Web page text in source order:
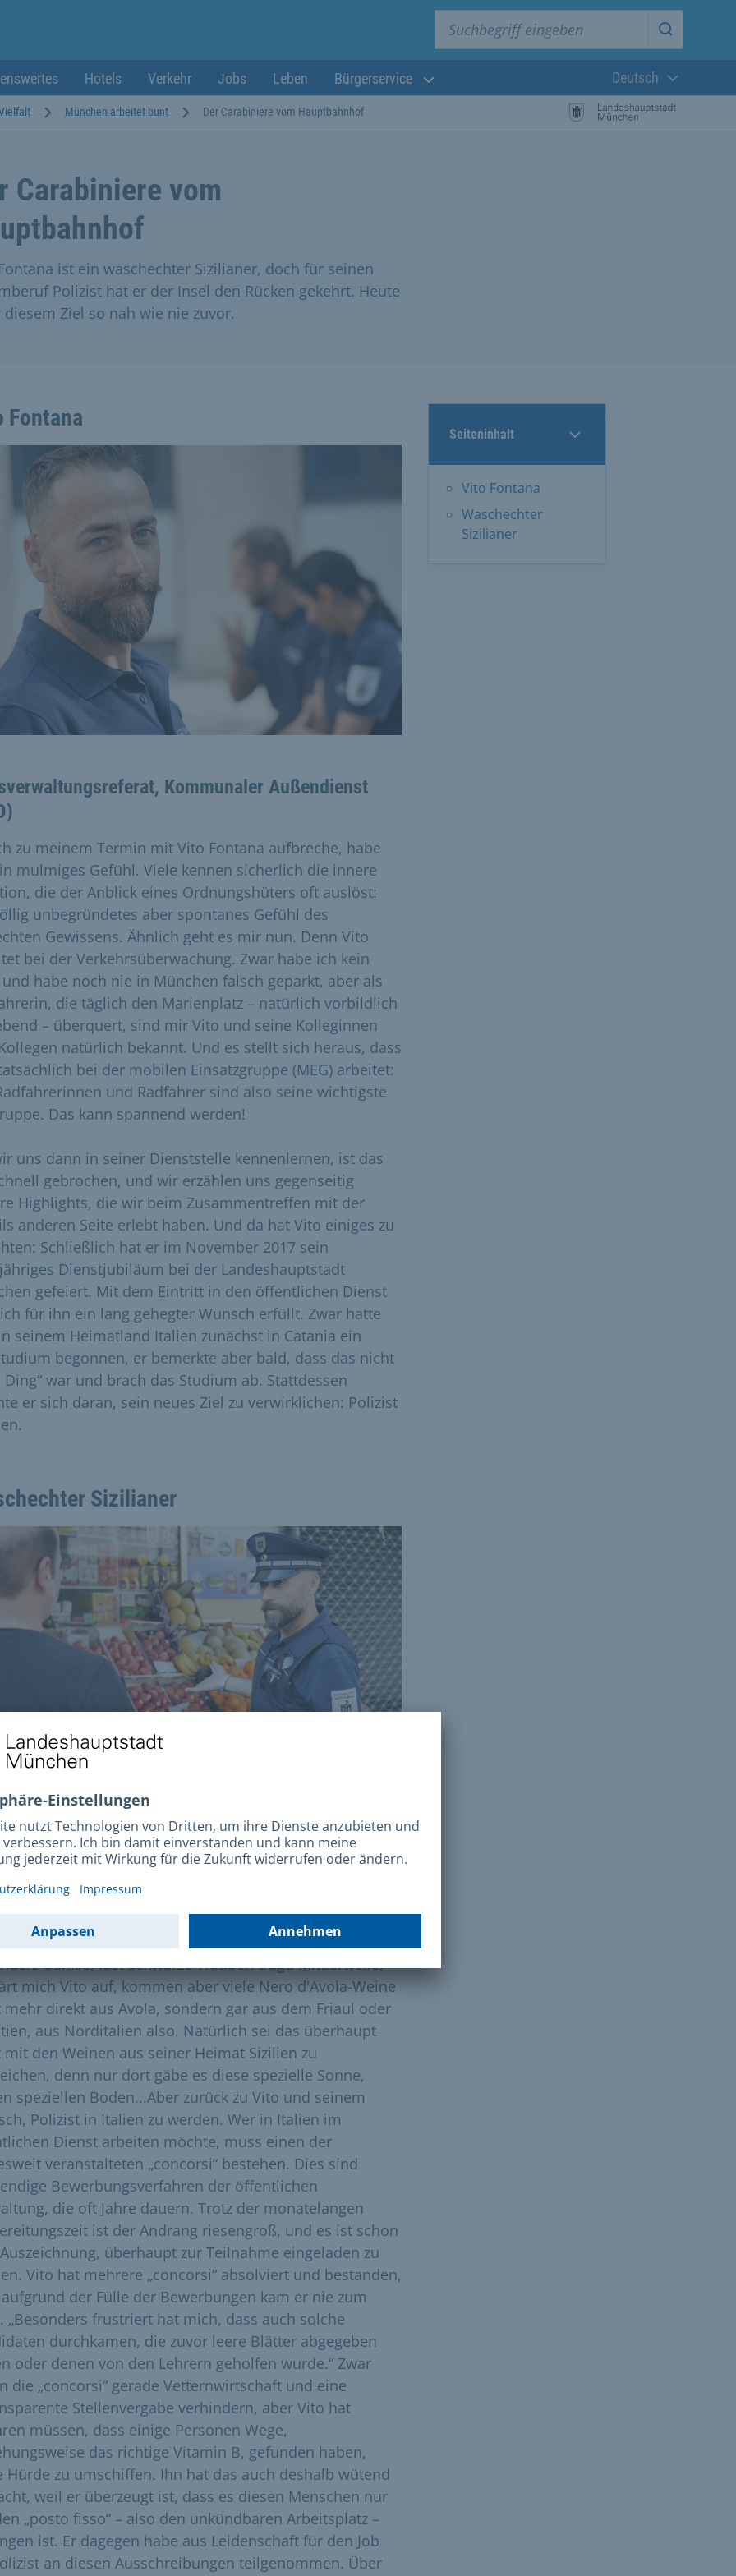
Suche
Hotels Verkehr Jobs Leben Bürgerservice
Aktuelle
Deutsch
München arbeitet bunt Der Carabiniere vom Hauptbahnhof
Carabiniere vom
ist ein waschechter Sizilianer, doch für seinen
Polizist hat er der Insel den Rücken gekehrt. Heute
diesem Ziel so nah wie nie zuvor.
Seiteninhalt
Vito Fontana
Waschechter
Sizilianer
Fontana
Kommunaler Außendienst
zu meinem Termin mit Vito Fontana aufbreche, habe
mulmiges Gefühl. Viele kennen sicherlich die innere
die der Anblick eines Ordnungshüters oft auslöst:
unbegründetes aber spontanes Gefühl des
Gewissens. Ähnlich geht es mir nun. Denn Vito
bei der Verkehrsüberwachung. Zwar habe ich kein
habe noch nie in München falsch geparkt, aber als
die täglich den Marienplatz – natürlich vorbildlich
– überquert, sind mir Vito und seine Kolleginnen
natürlich bekannt. Und es stellt sich heraus, dass
bei der mobilen Einsatzgruppe (MEG) arbeitet:
und Radfahrer sind also seine wichtigste
Das kann spannend werden!
uns dann in seiner Dienststelle kennenlernen, ist das
gebrochen, und wir erzählen uns gegenseitig
Highlights, die wir beim Zusammentreffen mit der
anderen Seite erlebt haben. Und da hat Vito einiges zu
Schließlich hat er im November 2017 sein
Dienstjubiläum bei der Landeshauptstadt
gefeiert. Mit dem Eintritt in den öffentlichen Dienst
für ihn ein lang gehegter Wunsch erfüllt. Zwar hatte
seinem Heimatland Italien zunächst in Catania ein
begonnen, er bemerkte aber bald, dass das nicht
Ding“ war und brach das Studium ab. Stattdessen
er sich daran, sein neues Ziel zu verwirklichen: Polizist
Sizilianer
Vito nicht nur aus Italien, er ist auch ein
wegen seines guten Weines schon mal gehört
des „Nero d'Avola“. Übersetzt bedeutet das, der
aus Avola“, weil die Rebsorte dieses Weines
dunkle, fast schwarze Trauben trägt. Mittlerweile,
mich Vito auf, kommen aber viele Nero d'Avola-Weine
direkt aus Avola, sondern gar aus dem Friaul oder
aus Norditalien also. Natürlich sei das überhaupt
den Weinen aus seiner Heimat Sizilien zu
denn nur dort gäbe es diese spezielle Sonne,
speziellen Boden...Aber zurück zu Vito und seinem
Polizist in Italien zu werden. Wer in Italien im
Dienst arbeiten möchte, muss einen der
veranstalteten „concorsi“ bestehen. Dies sind
Bewerbungsverfahren der öffentlichen
die oft Jahre dauern. Trotz der monatelangen
ist der Andrang riesengroß, und es ist schon
überhaupt zur Teilnahme eingeladen zu
Vito hat mehrere „concorsi“ absolviert und bestanden,
der Fülle der Bewerbungen kam er nie zum
„Besonders frustriert hat mich, dass auch solche
durchkamen, die zuvor leere Blätter abgegeben
oder denen von den Lehrern geholfen wurde.“ Zwar
die „concorsi“ gerade Vetternwirtschaft und eine
Stellenvergabe verhindern, aber Vito hat
müssen, dass einige Personen Wege,
das richtige Vitamin B, gefunden haben,
Hürde zu umschiffen. Ihn hat das auch deshalb wütend
weil er überzeugt ist, dass es diesen Menschen nur
„posto fisso“ – also den unkündbaren Arbeitsplatz –
ist. Er dagegen habe aus Leidenschaft für den Job
an diesen Ausschreibungen teilgenommen. Über